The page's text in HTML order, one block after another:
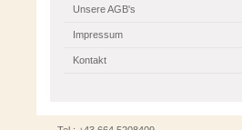
Unsere AGB's
Impressum
Kontakt